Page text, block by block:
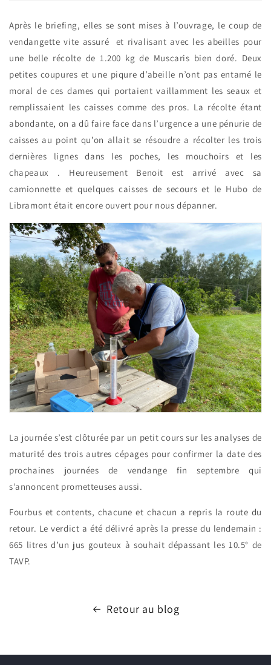
Après le briefing, elles se sont mises à l’ouvrage, le coup de
vendangette vite assuré et rivalisant avec les abeilles pour
une belle récolte de 1.200 kg de Muscaris bien doré. Deux
petites coupures et une piqure d’abeille n’ont pas entamé le
moral de ces dames qui portaient vaillamment les seaux et
remplissaient les caisses comme des pros. La récolte étant
abondante, on a dû faire face dans l’urgence a une pénurie de
caisses au point qu’on allait se résoudre a récolter les trois
dernières lignes dans les poches, les mouchoirs et les
chapeaux . Heureusement Benoit est arrivé avec sa
camionnette et quelques caisses de secours et le Hubo de
Libramont était encore ouvert pour nous dépanner.
La journée s’est clôturée par un petit cours sur les analyses de
maturité des trois autres cépages pour confirmer la date des
prochaines journées de vendange fin septembre qui
s’annoncent prometteuses aussi.
Fourbus et contents, chacune et chacun a repris la route du
retour. Le verdict a été délivré après la presse du lendemain :
665 litres d’un jus gouteux à souhait dépassant les 10.5° de
TAVP.
Retour au blog